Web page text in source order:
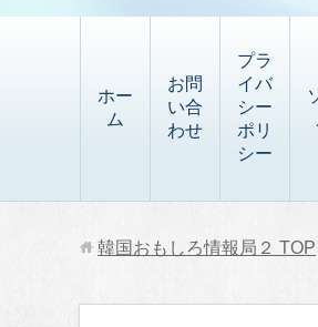
ホー
ム
お問
い合
わせ
プラ
イバ
シー
ポリ
シー
韓国おもしろ情報局２ TOP
i